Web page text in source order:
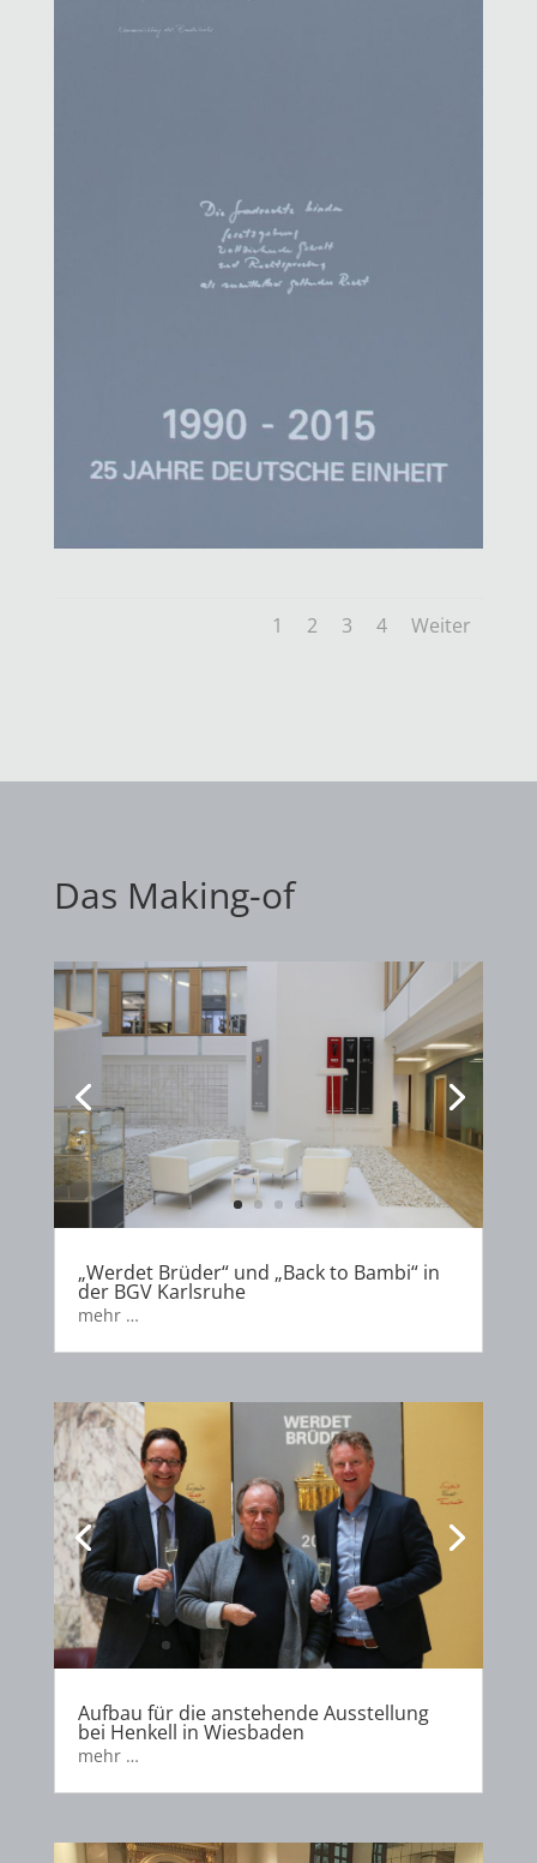
1 2 3 4 Weiter
Das Making-of
„Werdet Brüder“ und „Back to Bambi“ in
der BGV Karlsruhe
mehr …
Aufbau für die anstehende Ausstellung
bei Henkell in Wiesbaden
mehr …